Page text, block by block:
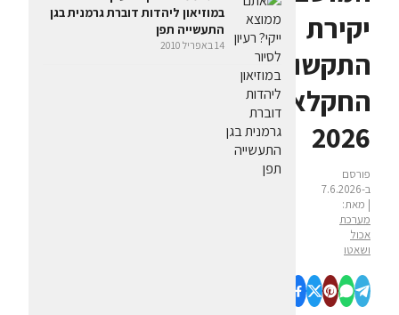
יקירת
התקשורת
החקלאית
2026
פורסם
ב-7.6.2026
| מאת:
מערכת
אכול
ושאטו
במוזיאון ליהדות דוברת גרמנית בגן
התעשייה תפן
14 באפריל 2010